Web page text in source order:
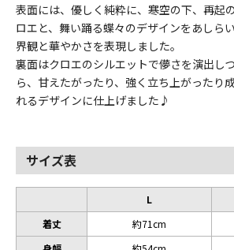
表面には、優しく純粋に、寒空の下、再起
ロエと、舞い踊る蝶々のデザインをあしら
界観と華やかさを表現しました。
裏面はクロエのシルエットで儚さを演出し
ら、甘えたがったり、強く立ち上がったり
れるデザインに仕上げました♪
サイズ表
L
着丈
約71cm